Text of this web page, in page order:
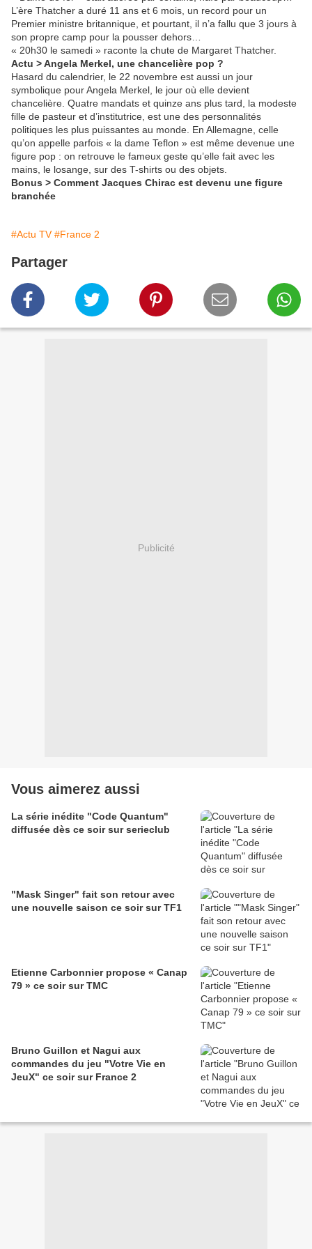
L’ère Thatcher a duré 11 ans et 6 mois, un record pour un
Premier ministre britannique, et pourtant, il n’a fallu que 3 jours à
son propre camp pour la pousser dehors…
« 20h30 le samedi » raconte la chute de Margaret Thatcher.
Actu > Angela Merkel, une chancelière pop ?
Hasard du calendrier, le 22 novembre est aussi un jour
symbolique pour Angela Merkel, le jour où elle devient
chancelière. Quatre mandats et quinze ans plus tard, la modeste
fille de pasteur et d’institutrice, est une des personnalités
politiques les plus puissantes au monde. En Allemagne, celle
qu’on appelle parfois « la dame Teflon » est même devenue une
figure pop : on retrouve le fameux geste qu’elle fait avec les
mains, le losange, sur des T-shirts ou des objets.
Bonus > Comment Jacques Chirac est devenu une figure
branchée
#Actu TV #France 2
Partager
Publicité
Vous aimerez aussi
La série inédite "Code Quantum"
diffusée dès ce soir sur serieclub
"Mask Singer" fait son retour avec
une nouvelle saison ce soir sur TF1
Etienne Carbonnier propose « Canap
79 » ce soir sur TMC
Bruno Guillon et Nagui aux
commandes du jeu "Votre Vie en
JeuX" ce soir sur France 2